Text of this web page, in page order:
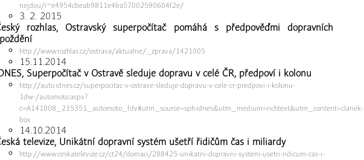
nejdou/r~e4954cbeab9811e4ba57002590604f2e/
3. 2. 2015
rozhlas, Ostravský superpočítač pomáhá s předpověďmi dopravních
http://www.rozhlas.cz/ostrava/aktualne/_zprava/1421005
15.11.2014
Superpočítač v Ostravě sleduje dopravu v celé ČR, předpoví i kolonu
http://auto.idnes.cz/superpocitac-v-ostrave-sleduje-dopravu-v-cele-cr-predpovi-i-kolonu-
1dw-/automoto.aspx?
c=A141008_215351_automoto_fdv#utm_source=sph.idnes&utm_medium=richtext&utm_content=clanek-
box
14.10.2014
televize, Unikátní dopravní systém ušetří řidičům čas i miliardy
http://www.ceskatelevize.cz/ct24/domaci/288425-unikatni-dopravni-system-usetri-ridicum-cas-i-